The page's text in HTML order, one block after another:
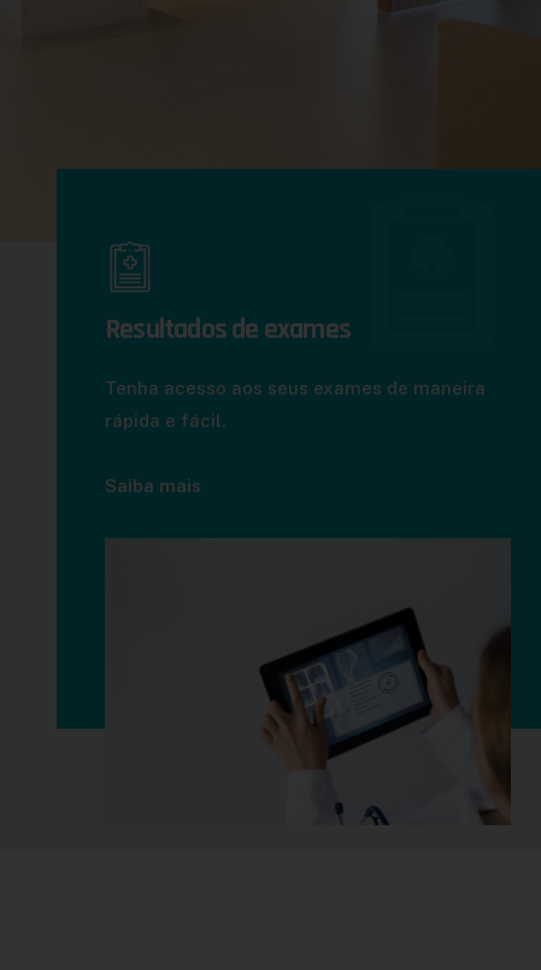
Resultados de exames
Tenha acesso aos seus exames de maneira
rápida e fácil.
Saiba mais